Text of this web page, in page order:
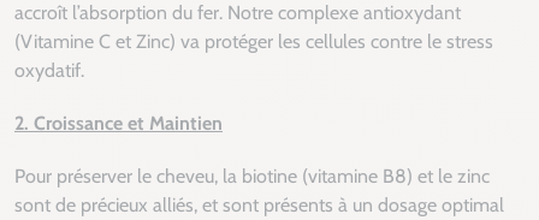
accroît l’absorption du fer. Notre complexe antioxydant
(Vitamine C et Zinc) va protéger les cellules contre le stress
oxydatif.
2. Croissance et Maintien
Pour préserver le cheveu, la biotine (vitamine B8) et le zinc
sont de précieux alliés, et sont présents à un dosage optimal